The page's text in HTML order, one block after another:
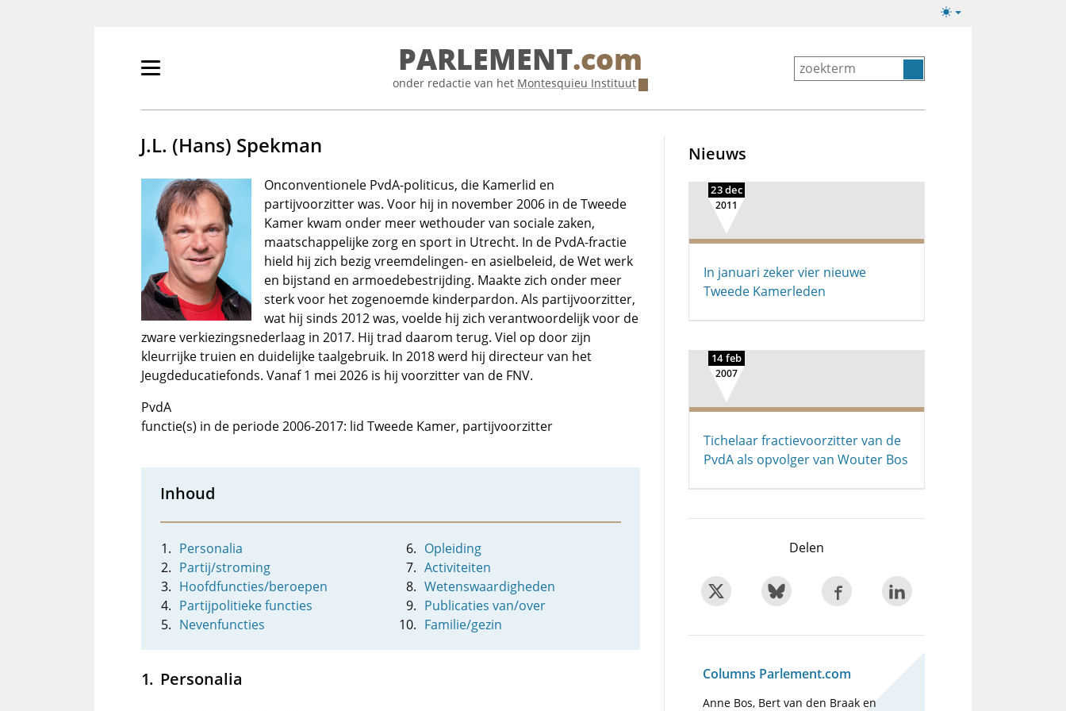
Lichte/donkere
Primair
tonen/verbergen
PARLEMENT.com
onder redactie van het Montesquieu Instituut
J.L. (Hans) Spekman
Onconventionele PvdA-politicus, die Kamerlid en
partijvoorzitter was. Voor hij in november 2006 in de Tweede
Kamer kwam onder meer wethouder van sociale zaken,
maatschappelijke zorg en sport in Utrecht. In de PvdA-fractie
hield hij zich bezig vreemdelingen- en asielbeleid, de Wet werk
en bijstand en armoedebestrijding. Maakte zich onder meer
sterk voor het zogenoemde kinderpardon. Als partijvoorzitter,
wat hij sinds 2012 was, voelde hij zich verantwoordelijk voor de
zware verkiezingsnederlaag in 2017. Hij trad daarom terug. Viel op door zijn
kleurrijke truien en duidelijke taalgebruik. In 2018 werd hij directeur van het
Jeugdeducatiefonds. Vanaf 1 mei 2026 is hij voorzitter van de FNV.
PvdA
functie(s) in de periode 2006-2017: lid Tweede Kamer, partijvoorzitter
Inhoud
Personalia
Partij/stroming
Hoofdfuncties/beroepen
Partijpolitieke functies
Nevenfuncties
Opleiding
Activiteiten
Wetenswaardigheden
Publicaties van/over
Familie/gezin
Personalia
Nieuws
23 dec
2011
In januari zeker vier nieuwe
Tweede Kamerleden
14 feb
2007
Tichelaar fractievoorzitter van de
PvdA als opvolger van Wouter Bos
Delen
Columns Parlement.com
Anne Bos, Bert van den Braak en